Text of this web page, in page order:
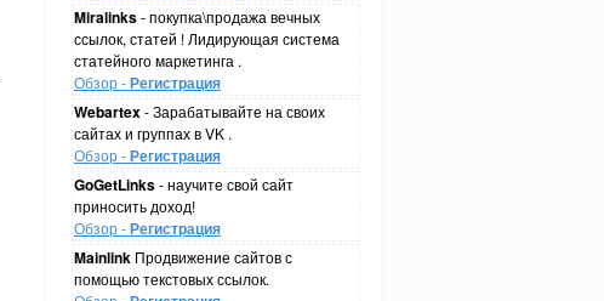
Miralinks- покупка\продажа вечных
ссылок, статей ! Лидирующая система
статейного маркетинга .
Обзор -Регистрация
Webartex- Зарабатывайте на своих
сайтах и группах в VK .
Обзор -Регистрация
GoGetLinks- научите свой сайт
приносить доход!
Обзор -Регистрация
Mainlink Продвижение сайтов с
помощью текстовых ссылок.